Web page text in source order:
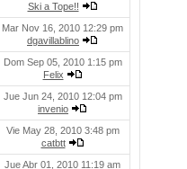
Ski a Tope!!
Mar Nov 16, 2010 12:29 pm
dgavillablino
Dom Sep 05, 2010 1:15 pm
Felix
Jue Jun 24, 2010 12:04 pm
invenio
Vie May 28, 2010 3:48 pm
catbtt
Jue Abr 01, 2010 11:19 am